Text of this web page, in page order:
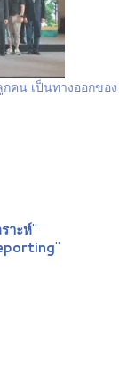
คน เป็นทางออกของ
าะห์"
"